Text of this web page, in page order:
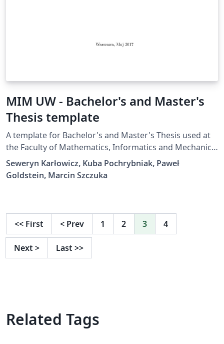
MIM UW - Bachelor's and Master's
Thesis template
A template for Bachelor's and Master's Thesis used at
the Faculty of Mathematics, Informatics and Mechanics
of the University of Warsaw, Poland. Contains
document class and examples in Polish and English.
Seweryn Karłowicz, Kuba Pochrybniak, Paweł
Goldstein, Marcin Szczuka
<< First < Prev 1 2 3 4
Next > Last >>
Related Tags